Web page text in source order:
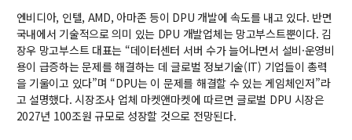
연합전공 인공지능 반도체공학
연합전공 인공지능
연합전공 지능형 통신
협동과정 인공지능
엔비디아, 인텔, AMD, 아마존 등이 DPU 개발에 속도를 내고 있다. 반면
국내에서 기술적으로 의미 있는 DPU 개발업체는 망고부스트뿐이다. 김
장우 망고부스트 대표는 “데이터센터 서버 수가 늘어나면서 설비·운영비
용이 급증하는 문제를 해결하는 데 글로벌 정보기술(IT) 기업들이 총력
을 기울이고 있다”며 “DPU는 이 문제를 해결할 수 있는 게임체인저”라
고 설명했다. 시장조사 업체 마켓앤마켓에 따르면 글로벌 DPU 시장은
2027년 100조원 규모로 성장할 것으로 전망된다.